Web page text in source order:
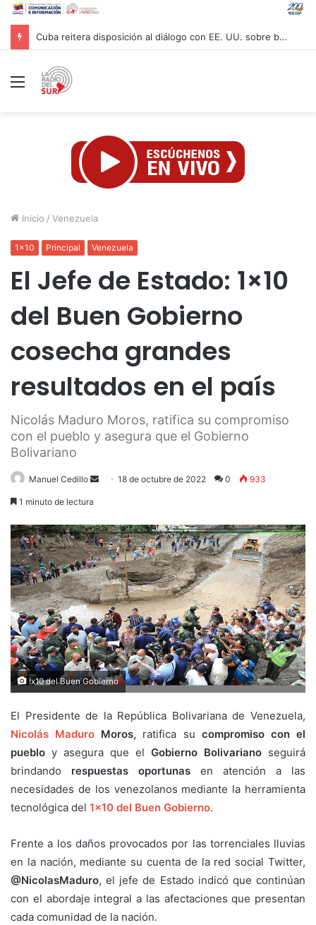
La UNESR inicia jornada de entrega de títulos para más de 3.000 egresados de la Gran Caracas
Menú
Inicio / Venezuela
1x10 Principal Venezuela
El Jefe de Estado: 1×10
del Buen Gobierno
cosecha grandes
resultados en el país
Nicolás Maduro Moros, ratifica su compromiso
con el pueblo y asegura que el Gobierno
Bolivariano
Manuel Cedillo
Send18 de octubre de 2022 0 933
1 minuto de lectura
!x10 del Buen Gobierno
El Presidente de la República Bolivariana de Venezuela,
Nicolás Maduro Moros, ratifica su compromiso con el
pueblo y asegura que el Gobierno Bolivariano seguirá
brindando respuestas oportunas en atención a las
necesidades de los venezolanos mediante la herramienta
tecnológica del 1×10 del Buen Gobierno.
Frente a los daños provocados por las torrenciales lluvias
en la nación, mediante su cuenta de la red social Twitter,
@NicolasMaduro, el jefe de Estado indicó que continúan
con el abordaje integral a las afectaciones que presentan
cada comunidad de la nación.